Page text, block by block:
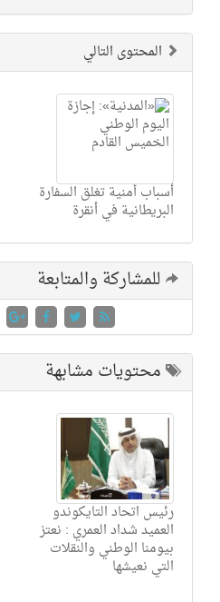
المحتوى التالي
أسباب أمنية تغلق السفارة
البريطانية في أنقرة
للمشاركة والمتابعة
محتويات مشابهة
رئيس اتحاد التايكوندو
العميد شداد العمري : نعتز
بيومنا الوطني والنقلات
التي نعيشها